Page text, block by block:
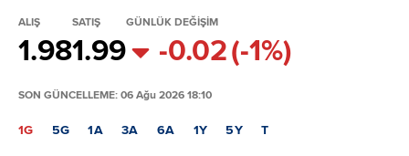
ALIŞ
1.98
SATIŞ
1.99
GÜNLÜK DEĞİŞİM
-0.02(-1%)
SON GÜNCELLEME: 06 Ağu 2026 18:10
1G 5G 1A 3A 6A 1Y 5Y T